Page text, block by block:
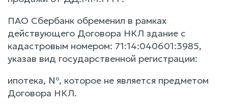
ПАО Сбербанк обременил в рамках
действующего Договора НКЛ здание с
кадастровым номером: 71:14:040601:3985,
указав вид государственной регистрации:
ипотека, №, которое не является предметом
Договора НКЛ.